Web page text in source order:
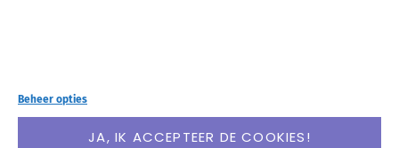
Beheer opties
JA, IK ACCEPTEER DE COOKIES!
hoe ik een bepaalde tip of woord eerder uitgelegd